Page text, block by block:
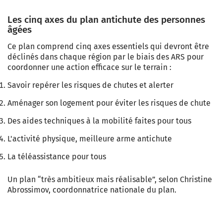
Les cinq axes du plan antichute des personnes
âgées
Ce plan comprend cinq axes essentiels qui devront être
déclinés dans chaque région par le biais des ARS pour
coordonner une action efficace sur le terrain :
Savoir repérer les risques de chutes et alerter
Aménager son logement pour éviter les risques de chute
Des aides techniques à la mobilité faites pour tous
L'activité physique, meilleure arme antichute
La téléassistance pour tous
Un plan “très ambitieux mais réalisable”, selon Christine
Abrossimov, coordonnatrice nationale du plan.